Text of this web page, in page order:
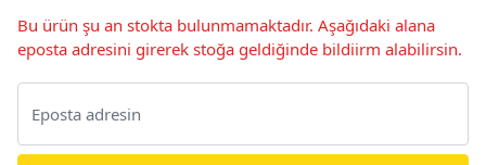
Bu ürün şu an stokta bulunmamaktadır. Aşağıdaki alana
eposta adresini girerek stoğa geldiğinde bildiirm alabilirsin.